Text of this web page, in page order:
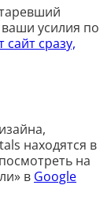
усилия по
сразу,
находятся в
на
в Google